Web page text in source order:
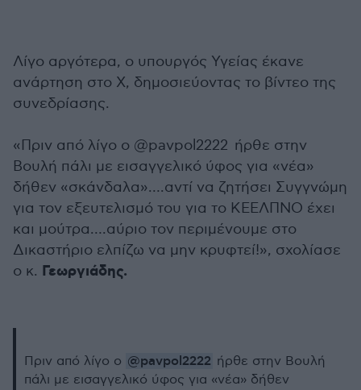
Λίγο αργότερα, ο υπουργός Υγείας έκανε
ανάρτηση στο Χ, δημοσιεύοντας το βίντεο της
συνεδρίασης.
«Πριν από λίγο ο ⁦@pavpol2222 ⁩ ήρθε στην
Βουλή πάλι με εισαγγελικό ύφος για «νέα»
δήθεν «σκάνδαλα»….αντί να ζητήσει Συγγνώμη
για τον εξευτελισμό του για το ΚΕΕΛΠΝΟ έχει
και μούτρα….αύριο τον περιμένουμε στο
Δικαστήριο ελπίζω να μην κρυφτεί!», σχολίασε
ο κ. Γεωργιάδης.
Πριν από λίγο ο ⁦ @pavpol2222 ⁩ ήρθε στην Βουλή
πάλι με εισαγγελικό ύφος για «νέα» δήθεν